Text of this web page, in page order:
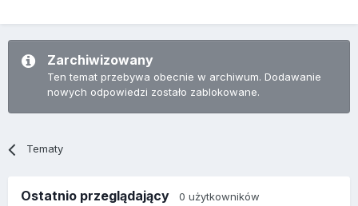
Zarchiwizowany
Ten temat przebywa obecnie w archiwum. Dodawanie
nowych odpowiedzi zostało zablokowane.
Tematy
Ostatnio przeglądający 0 użytkowników